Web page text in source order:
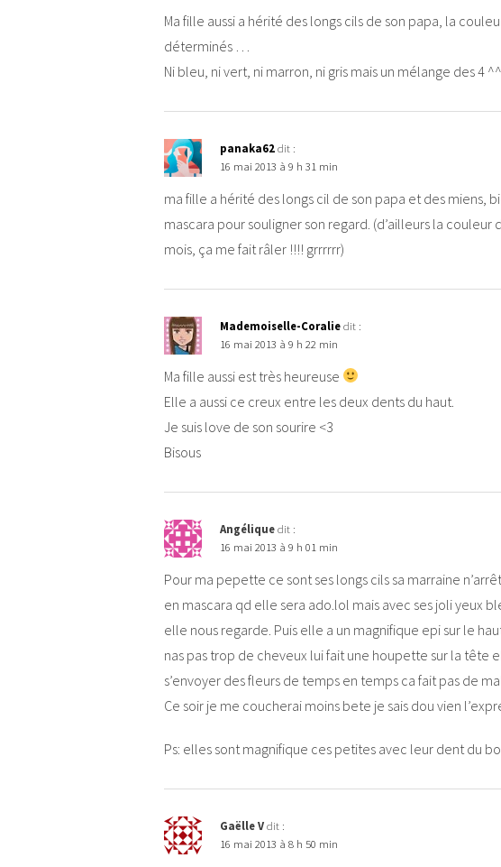
Ma fille aussi a hérité des longs cils de son papa, la
déterminés …
Ni bleu, ni vert, ni marron, ni gris mais un mélange des 4 ^^
panaka62dit :
16 mai 2013 à 9 h 31 min
ma fille a hérité des longs cil de son papa et des miens,
mascara pour souligner son regard. (d’ailleurs la couleur
mois, ça me fait râler !!!! grrrrrr)
Mademoiselle-Coraliedit :
16 mai 2013 à 9 h 22 min
Ma fille aussi est très heureuse
Elle a aussi ce creux entre les deux dents du haut.
Je suis love de son sourire <3
Bisous
Angéliquedit :
16 mai 2013 à 9 h 01 min
Pour ma pepette ce sont ses longs cils sa marraine
en mascara qd elle sera ado.lol mais avec ses joli yeux
elle nous regarde. Puis elle a un magnifique epi sur le
nas pas trop de cheveux lui fait une houpette sur la tête
s’envoyer des fleurs de temps en temps ca fait pas de
Ce soir je me coucherai moins bete je sais dou vien
Ps: elles sont magnifique ces petites avec leur dent du
Gaëlle Vdit :
16 mai 2013 à 8 h 50 min